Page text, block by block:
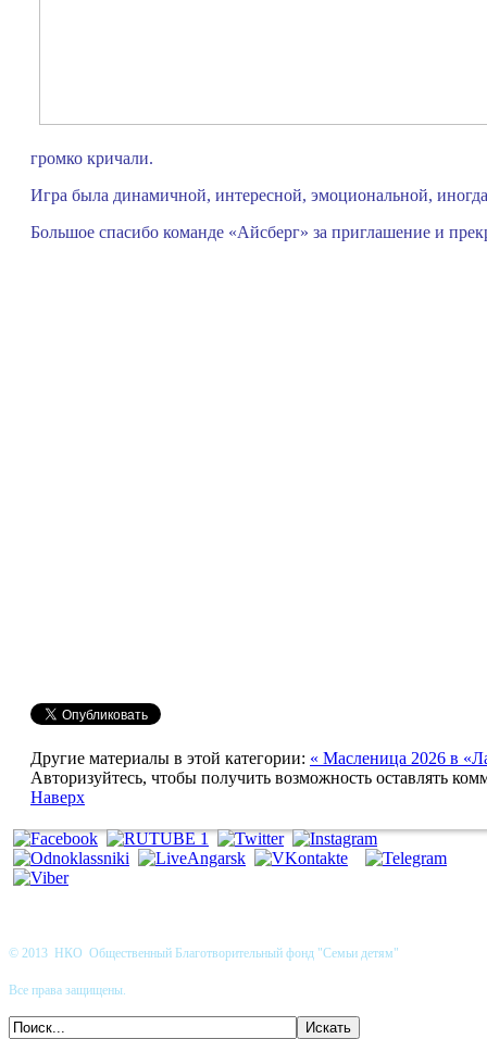
громко кричали.
Игра была динамичной, интересной, эмоциональной,
Большое спасибо команде «Айсберг» за приглашение и
Другие материалы в этой категории: « Масленица 2026 в
Авторизуйтесь, чтобы получить возможность оставлять
Наверх
© 2013 НКО Общественный Благотворительный фонд "Семьи детям"
Все права защищены.